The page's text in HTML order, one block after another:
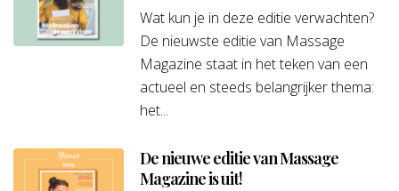
Wat kun je in deze editie verwachten?
De nieuwste editie van Massage
Magazine staat in het teken van een
actueel en steeds belangrijker thema:
het...
De nieuwe editie van Massage
Magazine is uit!